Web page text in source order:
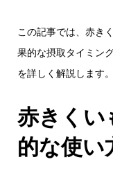
この記事では、赤き
果的な摂取タイミン
を詳しく解説します。
赤きくい
的な使い